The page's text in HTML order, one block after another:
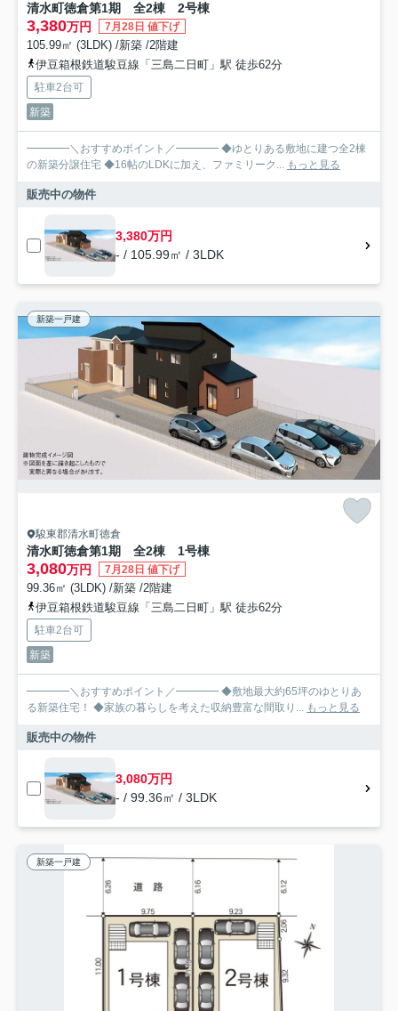
清水町徳倉第1期 全2棟 2号棟
3,380万円 7月28日 値下げ
105.99㎡ (3LDK) /新築 /2階建
伊豆箱根鉄道駿豆線「三島二日町」駅 徒歩62分
駐車2台可
新築
━━━━＼おすすめポイント／━━━━ ◆ゆとりある敷地に建つ全2棟
の新築分譲住宅 ◆16帖のLDKに加え、ファミリーク... もっと見る
販売中の物件
3,380万円
- / 105.99㎡ / 3LDK
新築一戸建
駿東郡清水町徳倉
清水町徳倉第1期 全2棟 1号棟
3,080万円 7月28日 値下げ
99.36㎡ (3LDK) /新築 /2階建
伊豆箱根鉄道駿豆線「三島二日町」駅 徒歩62分
駐車2台可
新築
━━━━＼おすすめポイント／━━━━ ◆敷地最大約65坪のゆとりあ
る新築住宅！ ◆家族の暮らしを考えた収納豊富な間取り... もっと見る
販売中の物件
3,080万円
- / 99.36㎡ / 3LDK
新築一戸建